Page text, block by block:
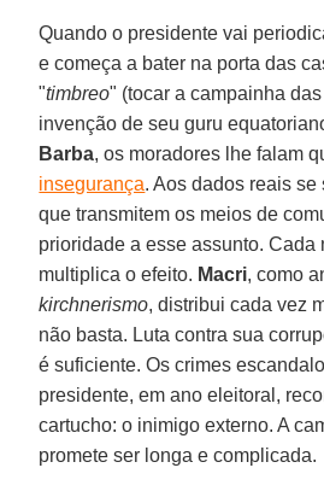
Quando o presidente vai
e começa a bater na porta das
"timbreo" (tocar a campainha
invenção de seu guru
Barba, os moradores lhe falam
insegurança. Aos dados reais
que transmitem os meios de
prioridade a esse assunto. Cada
multiplica o efeito. Macri, como
kirchnerismo, distribui cada vez
não basta. Luta contra sua
é suficiente. Os crimes
presidente, em ano eleitoral,
cartucho: o inimigo externo. A
promete ser longa e complicada.